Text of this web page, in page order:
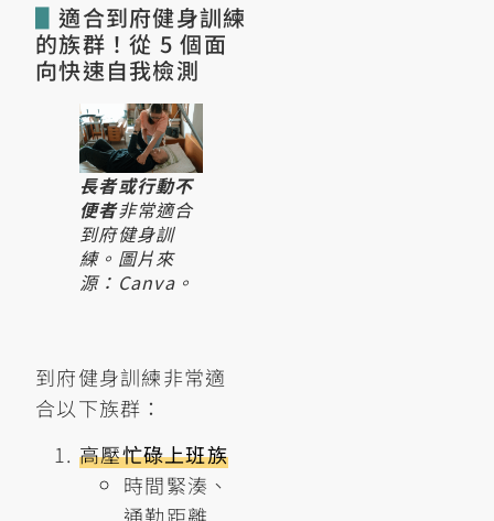
▋適合到府健身訓練
的族群！從 5 個面
向快速自我檢測
長者或行動不
便者非常適合
到府健身訓
練。圖片來
源：Canva。
到府健身訓練非常適
合以下族群：
高壓忙碌上班族
時間緊湊、